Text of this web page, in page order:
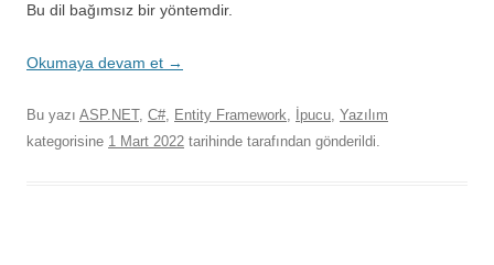
Bu dil bağımsız bir yöntemdir.
Okumaya devam et →
Bu yazı ASP.NET, C#, Entity Framework, İpucu, Yazılım
kategorisine 1 Mart 2022 tarihinde tarafından gönderildi.